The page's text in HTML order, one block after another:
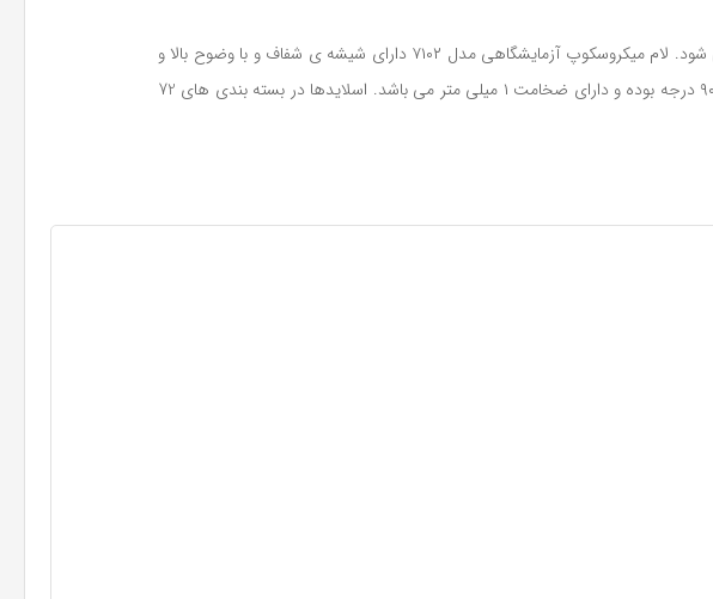
لام ها، از جمله لوازم پرکاربرد آزمایشگاهی است که برای مشاهده ی نمونه های آزمایشگاهی در زیر میکروسکوپ استفاده می شود. لام میکروسکوپ آزمایشگاهی مدل ۷۱۰۲ دارای شیشه ی شفاف و با وضوح بالا و
دارای ویژگی اُپتیکی می باشد. لام، تیغه ای شیشه ای نازک دارای سطح مستطیلی با ابعاد ۲۶*۷۶ میلی متر و زاویه ی گوشه ۹۰ درجه بوده و دارای ضخامت ۱ میلی متر می باشد. اسلایدها در بسته بندی های 72